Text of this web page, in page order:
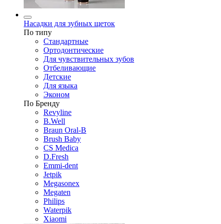
Насадки для зубных щеток
По типу
Стандартные
Ортодонтические
Для чувствительных зубов
Отбеливающие
Детские
Для языка
Эконом
По Бренду
Revyline
B.Well
Braun Oral-B
Brush Baby
CS Medica
D.Fresh
Emmi-dent
Jetpik
Megasonex
Megaten
Philips
Waterpik
Xiaomi